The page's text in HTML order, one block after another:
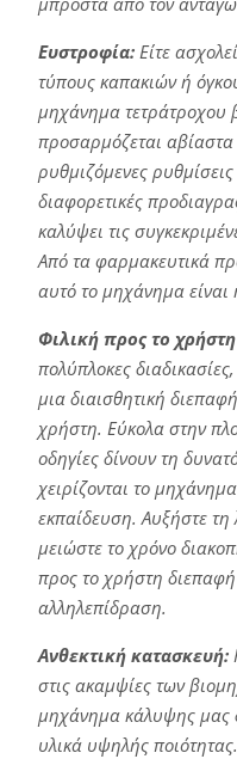
Ευστροφία:Είτε
τύπους καπακιών ή
μηχάνημα τετράτροχου
προσαρμόζεται αβίαστα
ρυθμιζόμενες
διαφορετικές
καλύψει τις
Από τα φαρμακευτικά
αυτό το μηχάνημα είναι
Φιλική προς το
πολύπλοκες
μια διαισθητική
χρήστη. Εύκολα στην
οδηγίες δίνουν τη
χειρίζονται το
εκπαίδευση. Αυξήστε τη
μειώστε το χρόνο
προς το χρήστη
αλληλεπίδραση.
Ανθεκτική κατασκευή:
στις ακαμψίες των
μηχάνημα κάλυψης μας
υλικά υψηλής